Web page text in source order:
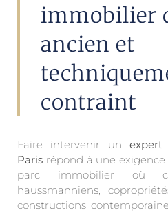
immobilier
ancien et
contraint
Faire intervenir un expert
Paris répond à une
parc immobilier où
haussmanniens,
constructions